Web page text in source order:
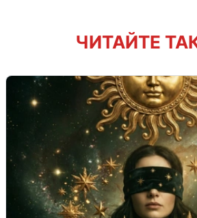
ЧИТАЙТЕ